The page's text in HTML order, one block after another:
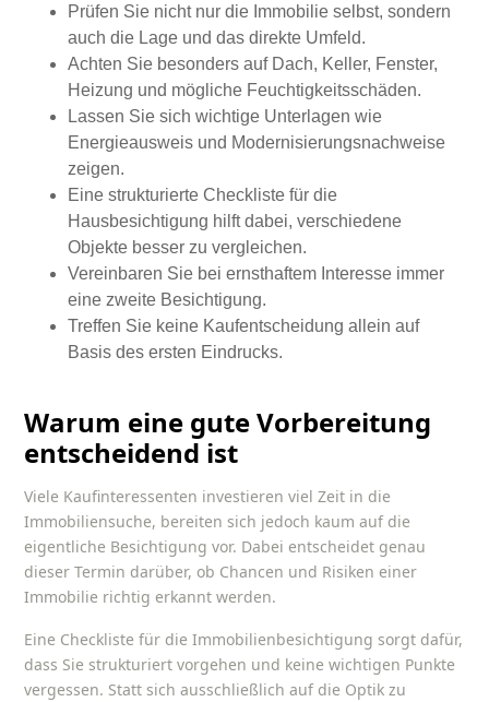
Prüfen Sie nicht nur die Immobilie selbst, sondern
auch die Lage und das direkte Umfeld.
Achten Sie besonders auf Dach, Keller, Fenster,
Heizung und mögliche Feuchtigkeitsschäden.
Lassen Sie sich wichtige Unterlagen wie
Energieausweis und Modernisierungsnachweise
zeigen.
Eine strukturierteCheckliste für die
Hausbesichtigung hilft dabei, verschiedene
Objekte besser zu vergleichen.
Vereinbaren Sie bei ernsthaftem Interesse immer
eine zweite Besichtigung.
Treffen Sie keine Kaufentscheidung allein auf
Basis des ersten Eindrucks.
Warum eine gute Vorbereitung
entscheidend ist
Viele Kaufinteressenten investieren viel Zeit in die
Immobiliensuche, bereiten sich jedoch kaum auf die
eigentliche Besichtigung vor. Dabei entscheidet genau
dieser Termin darüber, ob Chancen und Risiken einer
Immobilie richtig erkannt werden.
Eine Checkliste für die Immobilienbesichtigung sorgt dafür,
dass Sie strukturiert vorgehen und keine wichtigen Punkte
vergessen. Statt sich ausschließlich auf die Optik zu